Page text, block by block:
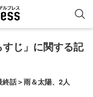
すじ」に関する記
話＞雨＆太陽、2人